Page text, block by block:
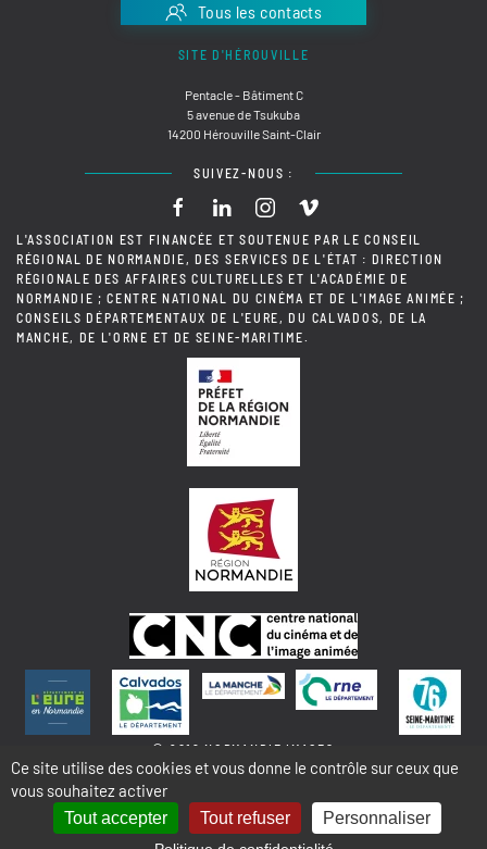
Tous les contacts
SITE D'HÉROUVILLE
Pentacle - Bâtiment C
5 avenue de Tsukuba
14200 Hérouville Saint-Clair
SUIVEZ-NOUS :
L'ASSOCIATION EST FINANCÉE ET SOUTENUE PAR LE CONSEIL
RÉGIONAL DE NORMANDIE, DES SERVICES DE L'ÉTAT : DIRECTION
RÉGIONALE DES AFFAIRES CULTURELLES ET L'ACADÉMIE DE
NORMANDIE ; CENTRE NATIONAL DU CINÉMA ET DE L'IMAGE ANIMÉE ;
CONSEILS DÉPARTEMENTAUX DE L'EURE, DU CALVADOS, DE LA
MANCHE, DE L'ORNE ET DE SEINE-MARITIME.
© 2018 NORMANDIE IMAGES
MENTIONS LÉGALES - COOKIES & STATISTIQUES PLAN DU SITE
Ce site utilise des cookies et vous donne le contrôle sur ceux que
vous souhaitez activer
Tout accepter Tout refuser Personnaliser